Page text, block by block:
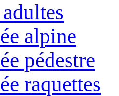
alpine
pédestre
raquettes